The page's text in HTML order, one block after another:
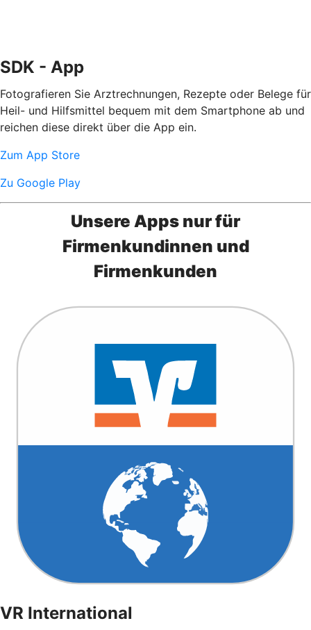
SDK - App
Fotografieren Sie Arztrechnungen, Rezepte oder Belege für
Heil- und Hilfsmittel bequem mit dem Smartphone ab und
reichen diese direkt über die App ein.
Zum App Store
Zu Google Play
Unsere Apps nur für
Firmenkundinnen und
Firmenkunden
VR International